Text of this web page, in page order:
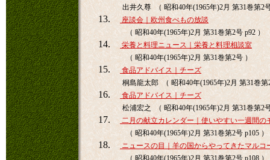
出井久尊 （ 昭和40年(1965年)2月 第31巻第2
13.
座談会｜欧州食べもの放談
（ 昭和40年(1965年)2月 第31巻第2号 p92 ）
14.
栄養と料理ニュース｜栄養と料理相談室
（ 昭和40年(1965年)2月 第31巻第2号 ）
15.
食品アドバイス｜チーズ
桐島龍太郎 （ 昭和40年(1965年)2月 第31巻第
16.
食品アドバイス｜チーズ
松浦宏之 （ 昭和40年(1965年)2月 第31巻第2
17.
二月の献立カレンダー｜使いやすい一週間の
（ 昭和40年(1965年)2月 第31巻第2号 p105 ）
18.
ニュースの目｜羊の国からやってきたマルコ
（ 昭和40年(1965年)2月 第31巻第2号 p108 ）